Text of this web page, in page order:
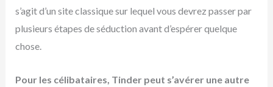
s’agit d’un site classique sur lequel vous devrez passer par
plusieurs étapes de séduction avant d’espérer quelque
chose.
Pour les célibataires, Tinder peut s’avérer une autre